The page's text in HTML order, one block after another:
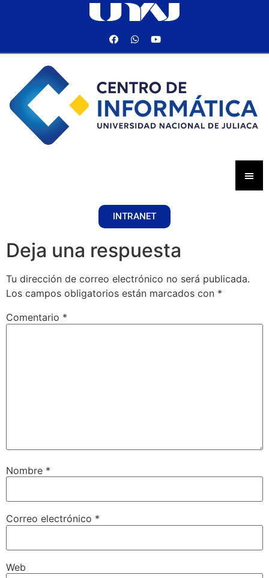
INTRANET
Deja una respuesta
Tu dirección de correo electrónico no será publicada.
Los campos obligatorios están marcados con *
Comentario *
Nombre *
Correo electrónico *
Web